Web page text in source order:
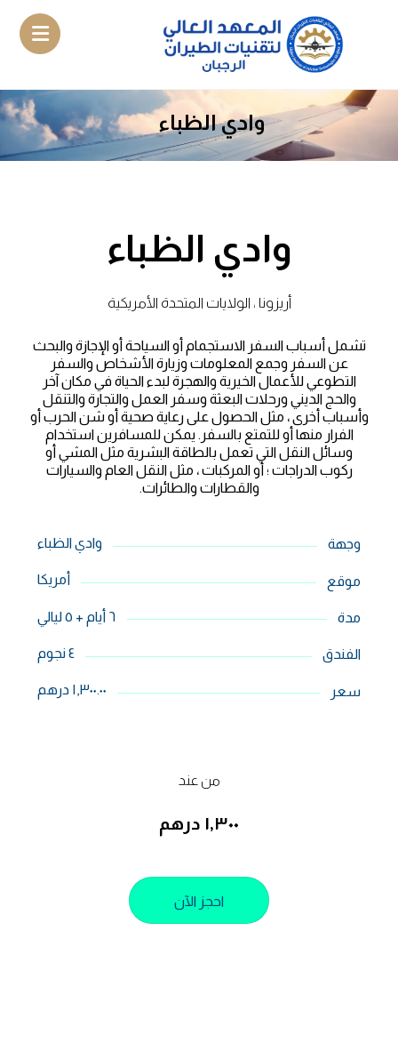
وادي الظباء
وادي الظباء
أريزونا ، الولايات المتحدة الأمريكية
تشمل أسباب السفر الاستجمام أو السياحة أو الإجازة والبحث
عن السفر وجمع المعلومات وزيارة الأشخاص والسفر
التطوعي للأعمال الخيرية والهجرة لبدء الحياة في مكان آخر
والحج الديني ورحلات البعثة وسفر العمل والتجارة والتنقل
وأسباب أخرى ، مثل الحصول على رعاية صحية أو شن الحرب أو
الفرار منها أو للتمتع بالسفر. يمكن للمسافرين استخدام
وسائل النقل التي تعمل بالطاقة البشرية مثل المشي أو
ركوب الدراجات ؛ أو المركبات ، مثل النقل العام والسيارات
والقطارات والطائرات.
وجهة وادي الظباء
موقع أمريكا
مدة ٦ أيام + ٥ ليالي
الفندق ٤ نجوم
سعر ١,٣٠٠.٠٠ درهم
من عند
١,٣٠٠ درهم
احجز الآن